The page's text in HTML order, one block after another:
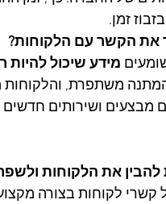
זמן.
את הקשר עם הלקוחות?
מידע שיכול להיות
משתפרת,
מבצעים ושירותים חדשים
להבין את הלקוחות
קשרי לקוחות בצורה